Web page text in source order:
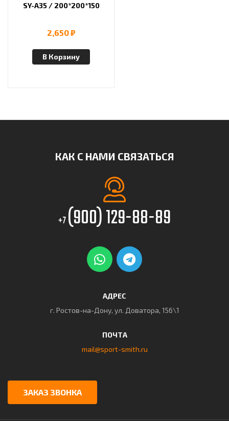
SY-A35 / 200*200*150
2,650₽
В Корзину
КАК С НАМИ СВЯЗАТЬСЯ
+7(900) 129-88-89
АДРЕС
г. Ростов-на-Дону, ул. Доватора, 156\1
ПОЧТА
mail@sport-smith.ru
ЗАКАЗ ЗВОНКА